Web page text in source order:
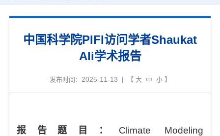
中国科学院PIFI访问学者Shaukat
Ali学术报告
发布时间： 2025-11-13 | 【 大 中 小】
报告题目： Climate Modeling